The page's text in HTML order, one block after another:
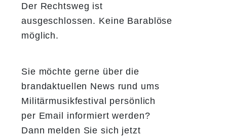
Der Rechtsweg ist
ausgeschlossen. Keine Barablöse
möglich.
Sie möchte gerne über die
brandaktuellen News rund ums
Militärmusikfestival persönlich
per Email informiert werden?
Dann melden Sie sich jetzt